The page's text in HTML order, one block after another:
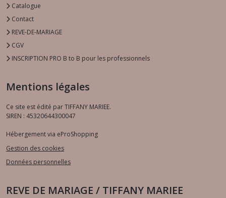
Catalogue
Contact
REVE-DE-MARIAGE
CGV
INSCRIPTION PRO B to B pour les professionnels
Mentions légales
Ce site est édité par TIFFANY MARIEE.
SIREN : 45320644300047
Hébergement via eProShopping
Gestion des cookies
Données personnelles
REVE DE MARIAGE / TIFFANY MARIEE